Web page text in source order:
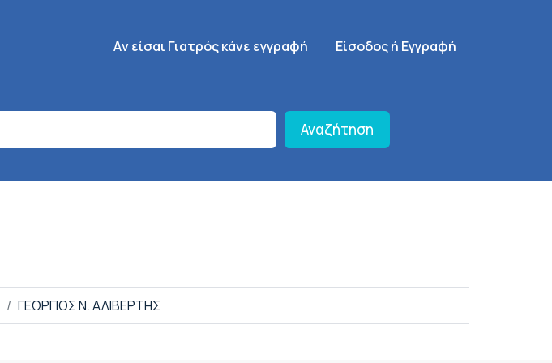
Κεντρική πλοήγηση
Aν είσαι Γιατρός κάνε εγγραφή SignUp Menu
Είσοδος ή Εγγραφή
Αναζήτηση
ΓΕΩΡΓΙΟΣ Ν. ΑΛΙΒΕΡΤΗΣ